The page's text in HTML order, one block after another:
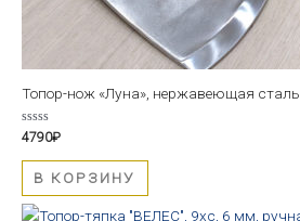
Топор-нож «Луна», нержавеющая сталь
Оценка
из
4790₽
В КОРЗИНУ